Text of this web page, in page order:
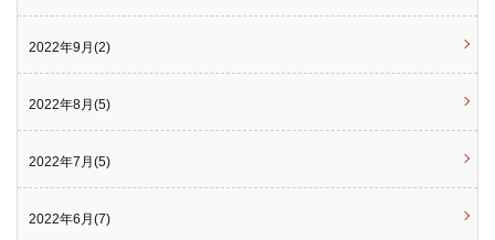
2022年9月(2)
2022年8月(5)
2022年7月(5)
2022年6月(7)